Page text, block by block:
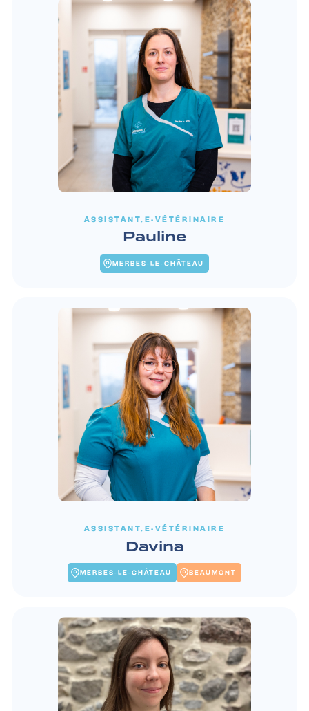
ASSISTANT.E-VÉTÉRINAIRE
Pauline
MERBES-LE-CHÂTEAU
ASSISTANT.E-VÉTÉRINAIRE
Davina
MERBES-LE-CHÂTEAU BEAUMONT